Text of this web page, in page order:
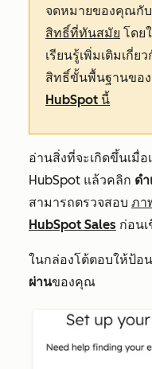
จดหมายของคุณกับ
สิทธิ์ที่ทันสมัย โดย
เรียนรู้เพิ่มเติมเกี่ย
สิทธิ์ขั้นพื้นฐานขอ
HubSpot นี้
อ่านสิ่งที่จะเกิดขึ้นเมื่
HubSpot แล้วคลิก ด
สามารถตรวจสอบ ภา
HubSpot Sales ก่อน
ในกล่องโต้ตอบให้ป้อ
ผ่านของคุณ